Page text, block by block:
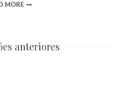
MORE
anteriores